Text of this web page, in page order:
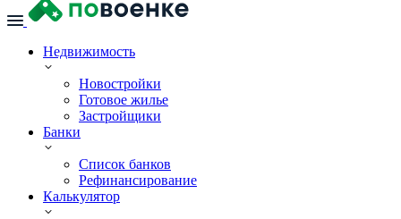
Недвижимость
Новостройки
Готовое жилье
Застройщики
Банки
Список банков
Рефинансирование
Калькулятор